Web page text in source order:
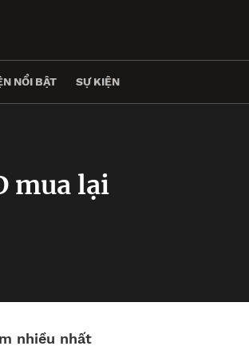
NỔI BẬT SỰ KIỆN
mua lại
nhiều nhất